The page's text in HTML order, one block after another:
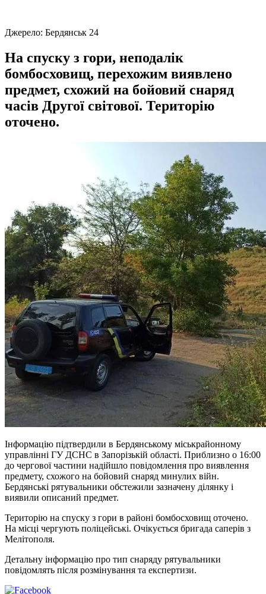
Джерело: Бердянськ 24
На спуску з гори, неподалік
бомбосховищ, перехожим виявлено
предмет, схожий на бойовий снаряд
часів Другої світової. Територію
оточено.
Інформацію підтвердили в Бердянському міськрайонному
управлінні ГУ ДСНС в Запорізькій області. Приблизно о 16:00
до чергової частини надійшло повідомлення про виявлення
предмету, схожого на бойовий снаряд минулих війн.
Бердянські рятувальники обстежили зазначену ділянку і
виявили описаний предмет.
Територію на спуску з гори в районі бомбосховищ оточено.
На місці чергують поліцейські. Очікується бригада саперів з
Мелітополя.
Детальну інформацію про тип снаряду рятувальники
повідомлять після розмінування та експертизи.